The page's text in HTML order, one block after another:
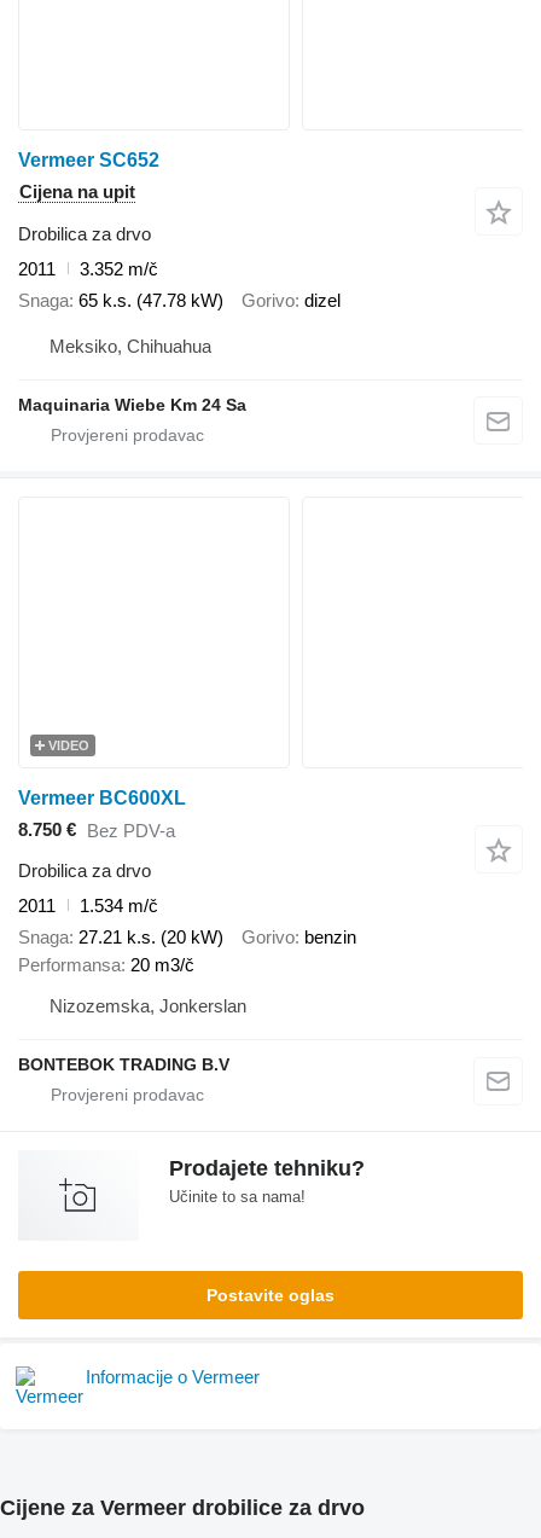
Vermeer SC652
Cijena na upit
Drobilica za drvo
2011
3.352 m/č
Snaga 65 k.s. (47.78 kW) Gorivo dizel
Meksiko, Chihuahua
Maquinaria Wiebe Km 24 Sa
VIDEO
Vermeer BC600XL
8.750 € Bez PDV-a
Drobilica za drvo
2011
1.534 m/č
Snaga 27.21 k.s. (20 kW) Gorivo benzin
Performansa 20 m3/č
Nizozemska, Jonkerslan
BONTEBOK TRADING B.V
Prodajete tehniku?
Učinite to sa nama!
Postavite oglas
Informacije o Vermeer
Cijene za Vermeer drobilice za drvo